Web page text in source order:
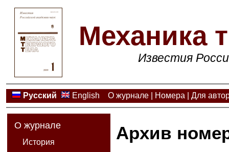
Механика
Известия
Русский English О журнале| Номера Для
О журнале
История
Архив